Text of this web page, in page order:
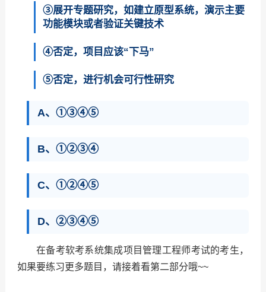
③展开专题研究，如建立原型系统，演示主要
功能模块或者验证关键技术
④否定，项目应该“下马”
⑤否定，进行机会可行性研究
A、①③④⑤
B、①②③④
C、①②④⑤
D、②③④⑤
在备考软考系统集成项目管理工程师考试的考生，
如果要练习更多题目，请接着看第二部分哦~~